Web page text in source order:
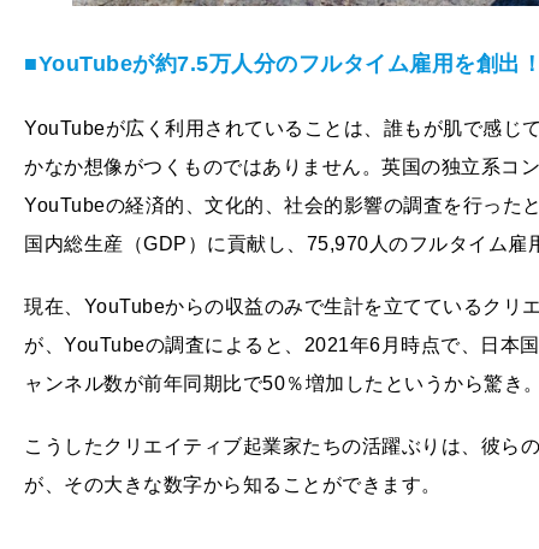
■YouTubeが約7.5万人分のフルタイム雇用を創出
YouTubeが広く利用されていることは、誰もが肌で感じ
かなか想像がつくものではありません。英国の独立系コ
YouTubeの経済的、文化的、社会的影響の調査を行った
国内総生産（GDP）に貢献し、75,970人のフルタイム雇
現在、YouTubeからの収益のみで生計を立てているクリ
が、YouTubeの調査によると、2021年6月時点で、日本
ャンネル数が前年同期比で50％増加したというから驚き
こうしたクリエイティブ起業家たちの活躍ぶりは、彼ら
が、その大きな数字から知ることができます。